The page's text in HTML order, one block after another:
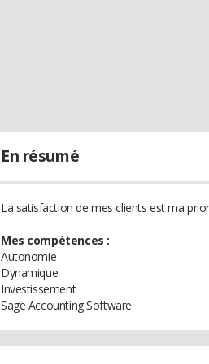
En résumé
La satisfaction de mes clients est ma
Mes compétences :
Autonomie
Dynamique
Investissement
Sage Accounting Software